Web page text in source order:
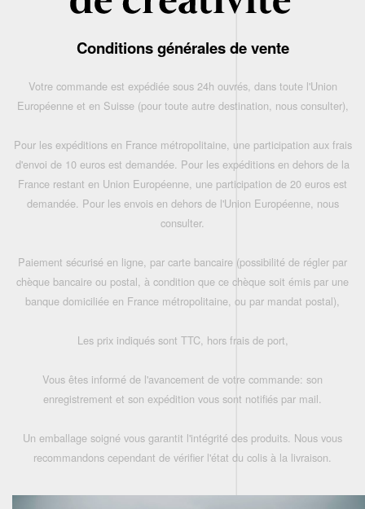
Conditions générales de vente
Votre commande est expédiée sous 24h ouvrés, dans toute l'Union
Européenne et en Suisse (pour toute autre destination, nous consulter),
Pour les expéditions en France métropolitaine, une participation aux frais
d'envoi de 10 euros est demandée. Pour les expéditions en dehors de la
France restant en Union Européenne, une participation de 20 euros est
demandée. Pour les envois en dehors de l'Union Européenne, nous
consulter.
Paiement sécurisé en ligne, par carte bancaire (possibilité de régler par
chèque bancaire ou postal, à condition que ce chèque soit émis par une
banque domiciliée en France métropolitaine, ou par mandat postal),
Les prix indiqués sont TTC, hors frais de port,
Vous êtes informé de l'avancement de votre commande: son
enregistrement et son expédition vous sont notifiés par mail.
Un emballage soigné vous garantit l'intégrité des produits. Nous vous
recommandons cependant de vérifier l'état du colis à la livraison.